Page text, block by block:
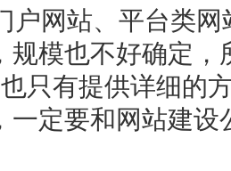
网站、平台类网
规模也不好确定
只有提供详细的
一定要和网站建